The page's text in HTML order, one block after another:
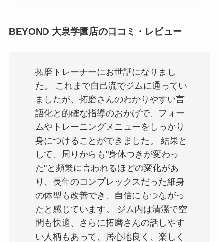
BEYOND 大泉学園店の口コミ・レビュー
拓磨トレーナーにお世話になりまし
た。 これまで自己流でジムに通ってい
ましたが、拓磨さんのわかりやすい言
語化と的確な指導のおかげで、フォー
ムやトレーニングメニューをしっかり
身につけることができました。 結果と
して、周りからも"身体つきが変わっ
た"と頻繁に言われるほどの変化があ
り、長年のコンプレックスだった細身
の体型も改善でき、自信にもつながっ
たと感じています。 ジム内は清潔で空
間も快適、さらに拓磨さんの話しやす
い人柄もあって、居心地良く、楽しく